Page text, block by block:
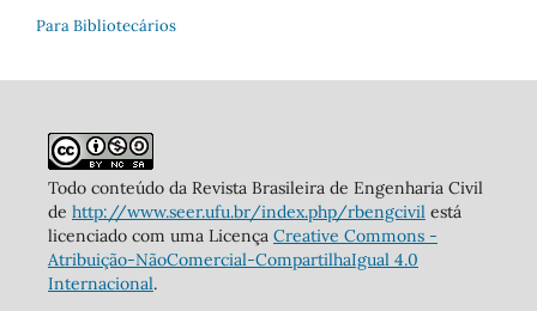
Para Bibliotecários
Todo conteúdo da Revista Brasileira de Engenharia Civil
de http://www.seer.ufu.br/index.php/rbengcivilestá
licenciado com uma Licença Creative Commons -
Atribuição-NãoComercial-CompartilhaIgual 4.0
Internacional.